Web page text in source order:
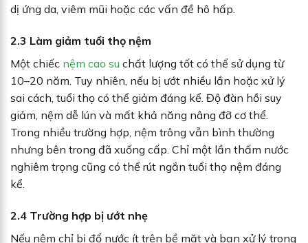
dị ứng da, viêm mũi hoặc các vấn đề hô hấp.
2.3 Làm giảm tuổi thọ nệm
Một chiếc nệm cao su chất lượng tốt có thể sử dụng từ
10–20 năm. Tuy nhiên, nếu bị ướt nhiều lần hoặc xử lý
sai cách, tuổi thọ có thể giảm đáng kể. Độ đàn hồi suy
giảm, nệm dễ lún và mất khả năng nâng đỡ cơ thể.
Trong nhiều trường hợp, nệm trông vẫn bình thường
nhưng bên trong đã xuống cấp. Chỉ một lần thấm nước
nghiêm trọng cũng có thể rút ngắn tuổi thọ nệm đáng
kể.
2.4 Trường hợp bị ướt nhẹ
Nếu nệm chỉ bị đổ nước ít trên bề mặt và bạn xử lý trong